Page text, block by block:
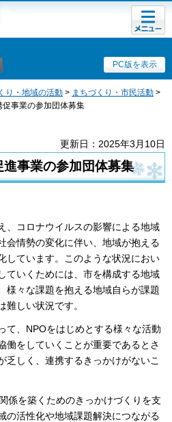
PC版を表示
メニュ
ー
り・地域の活動 > まちづくり・市民活動 >
事業の参加団体募集
更新日：2025年3月10日
事業の参加団体募集
、コロナウイルスの影響による地域
会情勢の変化に伴い、地域が抱える
しています。このような状況におい
ていくためには、市を構成する地域
様々な課題を抱える地域自らが課題
難しい状況です。
て、NPOをはじめとする様々な活動
働をしていくことが重要であるとさ
乏しく、連携するきっかけがないこ
係を築くためのきっかけづくりを支
の活性化や地域課題解決につながる